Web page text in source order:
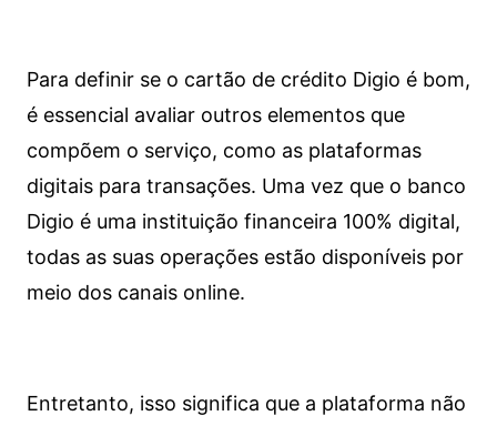
Para definir se o cartão de crédito Digio é bom,
é essencial avaliar outros elementos que
compõem o serviço, como as plataformas
digitais para transações. Uma vez que o banco
Digio é uma instituição financeira 100% digital,
todas as suas operações estão disponíveis por
meio dos canais online.
Entretanto, isso significa que a plataforma não